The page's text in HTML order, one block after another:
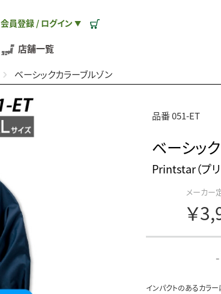
会員登録 / ログイン ▼
店舗一覧
ベーシックカラーブルゾン
品番 051-ET
ベーシッ
Printstar（プリ
メーカー
￥
-
インパクトのあるカラ